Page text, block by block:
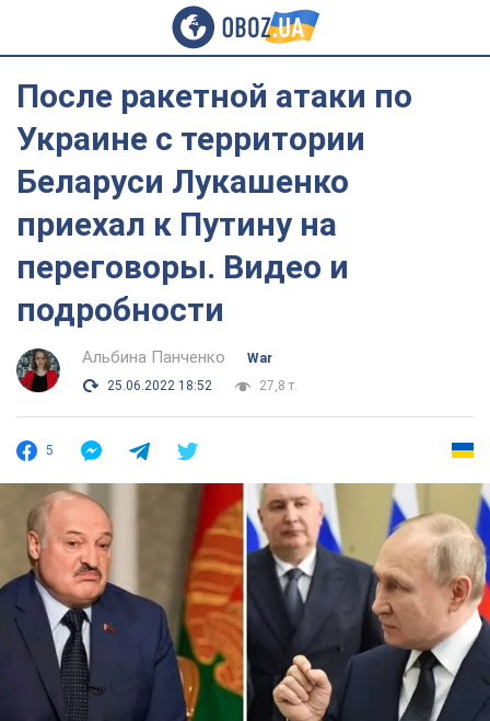
После ракетной атаки по
Украине с территории
Беларуси Лукашенко
приехал к Путину на
переговоры. Видео и
подробности
Альбина Панченко
War
25.06.2022 18:52
27,8 т.
5